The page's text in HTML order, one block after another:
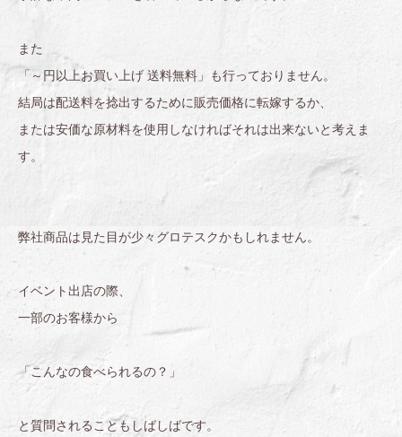
また
「～円以上お買い上げ 送料無料」も行っておりません。
結局は配送料を捻出するために販売価格に転嫁するか、
または安価な原材料を使用しなければそれは出来ないと考えま
す。
弊社商品は見た目が少々グロテスクかもしれません。
イベント出店の際、
一部のお客様から
「こんなの食べられるの？」
と質問されることもしばしばです。